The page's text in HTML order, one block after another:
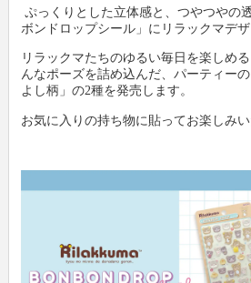
メーカー発信ニュースリリース
新製品情報
文具動画紹介
メーカー
卸
小売店
オフィスマガジン社について
会社概要
新聞購読申し込み
プライバシーポリシー
ぷっくりとした立体感と、つやつやの
ボンドロップシール」にリラックマデザ
リラックマたちのゆるい毎日を楽しめ
んなポーズを詰め込んだ、パーティー
よし柄」の2種を発売します。
お気に入りの持ち物に貼ってお楽しみい